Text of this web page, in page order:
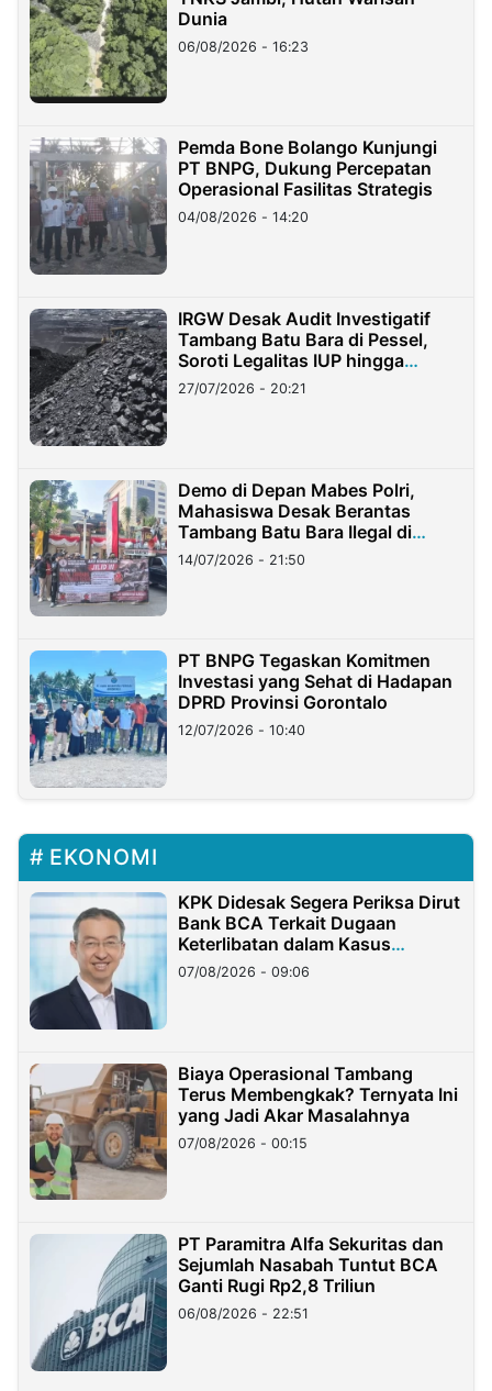
Dunia
06/08/2026 - 16:23
Pemda Bone Bolango Kunjungi
PT BNPG, Dukung Percepatan
Operasional Fasilitas Strategis
04/08/2026 - 14:20
IRGW Desak Audit Investigatif
Tambang Batu Bara di Pessel,
Soroti Legalitas IUP hingga
Stockpile
27/07/2026 - 20:21
Demo di Depan Mabes Polri,
Mahasiswa Desak Berantas
Tambang Batu Bara Ilegal di
Lampung
14/07/2026 - 21:50
PT BNPG Tegaskan Komitmen
Investasi yang Sehat di Hadapan
DPRD Provinsi Gorontalo
12/07/2026 - 10:40
EKONOMI
KPK Didesak Segera Periksa Dirut
Bank BCA Terkait Dugaan
Keterlibatan dalam Kasus
Hilangnya Dana Nasabah Rp2,58
Miliar
07/08/2026 - 09:06
Biaya Operasional Tambang
Terus Membengkak? Ternyata Ini
yang Jadi Akar Masalahnya
07/08/2026 - 00:15
PT Paramitra Alfa Sekuritas dan
Sejumlah Nasabah Tuntut BCA
Ganti Rugi Rp2,8 Triliun
06/08/2026 - 22:51